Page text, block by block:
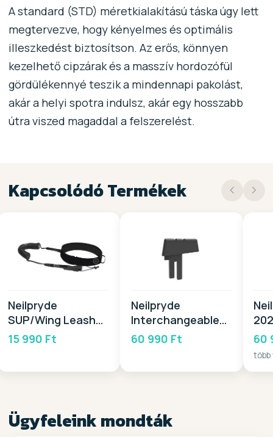
A standard (STD) méretkialakítású táska úgy lett
megtervezve, hogy kényelmes és optimális
illeszkedést biztosítson. Az erős, könnyen
kezelhető cipzárak és a masszív hordozófül
gördülékennyé teszik a mindennapi pakolást,
akár a helyi spotra indulsz, akár egy hosszabb
útra viszed magaddal a felszerelést.
Kapcsolódó Termékek
Neilpryde
SUP/Wing Leash
HIP 10x8 2026
15 990 Ft
Neilpryde
Interchangeable
Head -DT 2026
60 990 Ft
60
Ügyfeleink mondták